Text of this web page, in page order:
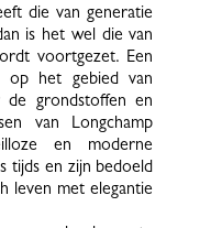
die van generatie
is het wel die van
voortgezet. Een
op het gebied van
grondstoffen en
van Longchamp
en moderne
tijds en zijn bedoeld
leven met elegantie